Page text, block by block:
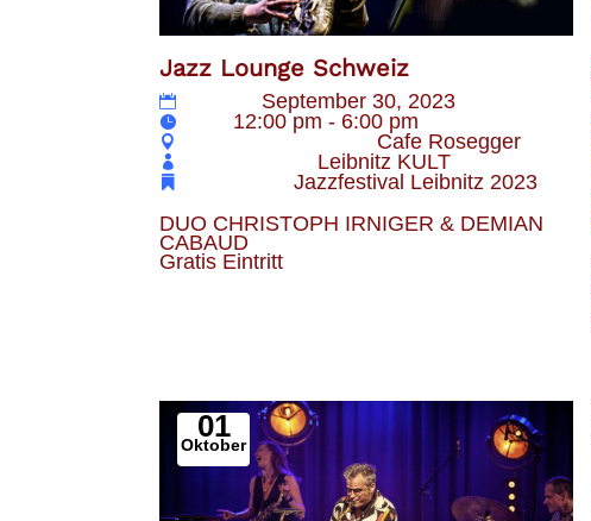
Jazz Lounge Schweiz
September 30, 2023
12:00 pm - 6:00 pm
Cafe Rosegger
Leibnitz KULT
Jazzfestival Leibnitz 2023
DUO CHRISTOPH IRNIGER & DEMIAN
CABAUD
Gratis Eintritt
01
Oktober